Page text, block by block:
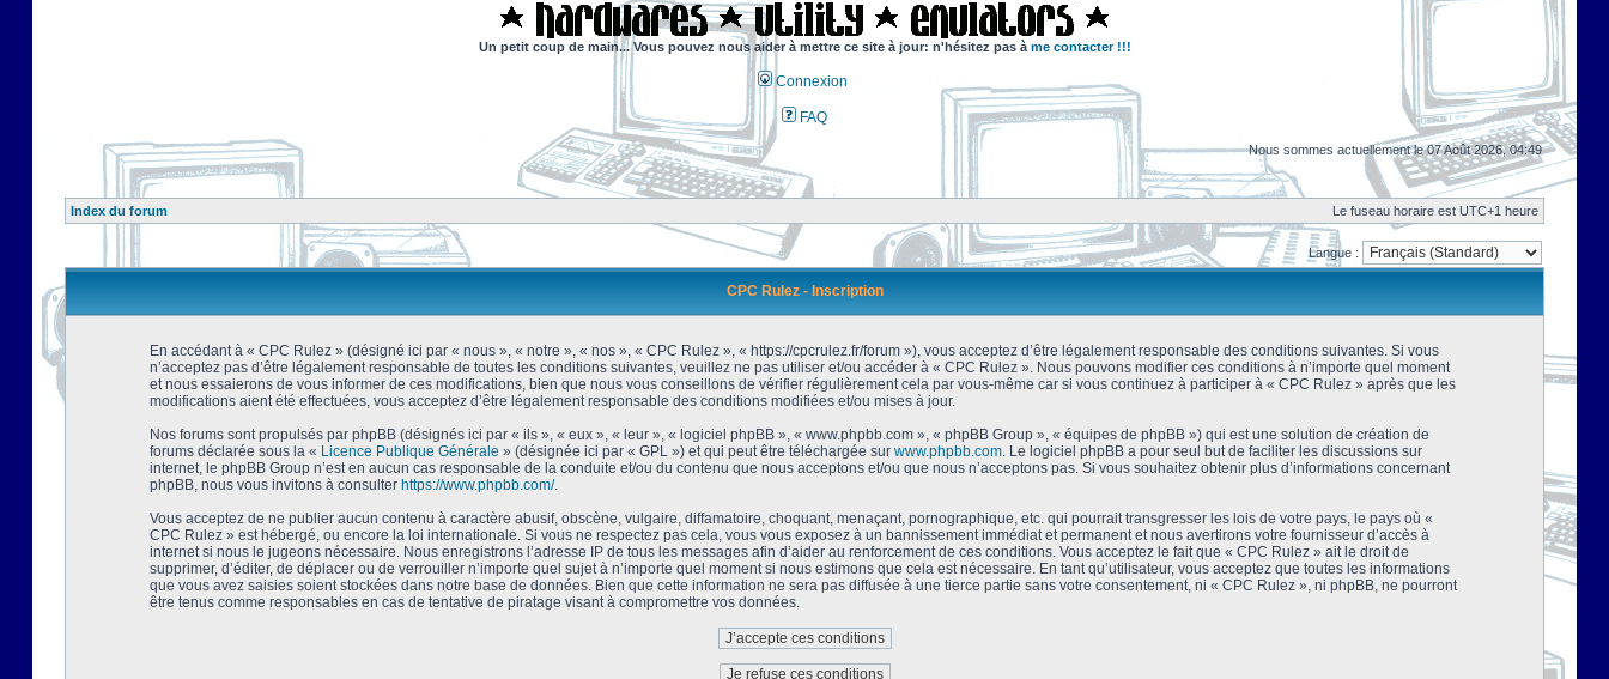
Un petit coup de main... Vous pouvez nous aider à mettre ce site à jour: n'hésitez pas à me contacter !!!
Connexion
FAQ
Nous sommes actuellement le 07 Août 2026, 04:49
Index du forum Le fuseau horaire est UTC+1 heure
Langue :
CPC Rulez - Inscription
En accédant à « CPC Rulez » (désigné ici par « nous », « notre », « nos », « CPC Rulez », « https://cpcrulez.fr/forum »), vous acceptez d’être légalement responsable des conditions suivantes. Si vous
n’acceptez pas d’être légalement responsable de toutes les conditions suivantes, veuillez ne pas utiliser et/ou accéder à « CPC Rulez ». Nous pouvons modifier ces conditions à n’importe quel moment
et nous essaierons de vous informer de ces modifications, bien que nous vous conseillons de vérifier régulièrement cela par vous-même car si vous continuez à participer à « CPC Rulez » après que les
modifications aient été effectuées, vous acceptez d’être légalement responsable des conditions modifiées et/ou mises à jour.
Nos forums sont propulsés par phpBB (désignés ici par « ils », « eux », « leur », « logiciel phpBB », « www.phpbb.com », « phpBB Group », « équipes de phpBB ») qui est une solution de création de
forums déclarée sous la « Licence Publique Générale » (désignée ici par « GPL ») et qui peut être téléchargée sur www.phpbb.com. Le logiciel phpBB a pour seul but de faciliter les discussions sur
internet, le phpBB Group n’est en aucun cas responsable de la conduite et/ou du contenu que nous acceptons et/ou que nous n’acceptons pas. Si vous souhaitez obtenir plus d’informations concernant
phpBB, nous vous invitons à consulter https://www.phpbb.com/.
Vous acceptez de ne publier aucun contenu à caractère abusif, obscène, vulgaire, diffamatoire, choquant, menaçant, pornographique, etc. qui pourrait transgresser les lois de votre pays, le pays où «
CPC Rulez » est hébergé, ou encore la loi internationale. Si vous ne respectez pas cela, vous vous exposez à un bannissement immédiat et permanent et nous avertirons votre fournisseur d’accès à
internet si nous le jugeons nécessaire. Nous enregistrons l’adresse IP de tous les messages afin d’aider au renforcement de ces conditions. Vous acceptez le fait que « CPC Rulez » ait le droit de
supprimer, d’éditer, de déplacer ou de verrouiller n’importe quel sujet à n’importe quel moment si nous estimons que cela est nécessaire. En tant qu’utilisateur, vous acceptez que toutes les informations
que vous avez saisies soient stockées dans notre base de données. Bien que cette information ne sera pas diffusée à une tierce partie sans votre consentement, ni « CPC Rulez », ni phpBB, ne pourront
être tenus comme responsables en cas de tentative de piratage visant à compromettre vos données.